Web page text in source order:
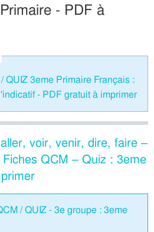
- PDF à
QUIZ 3eme Primaire Français :
- PDF gratuit à imprimer
voir, venir, dire, faire –
QCM – Quiz : 3eme
/ QUIZ - 3e groupe : 3eme